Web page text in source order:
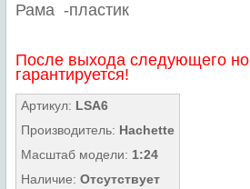
Рама -пластик
После выхода следующего
гарантируется!
Артикул: LSA6
Производитель: Hachette
Масштаб модели: 1:24
Наличие: Отсутствует